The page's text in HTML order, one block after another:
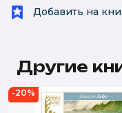
Добавить на
Другие
-20%